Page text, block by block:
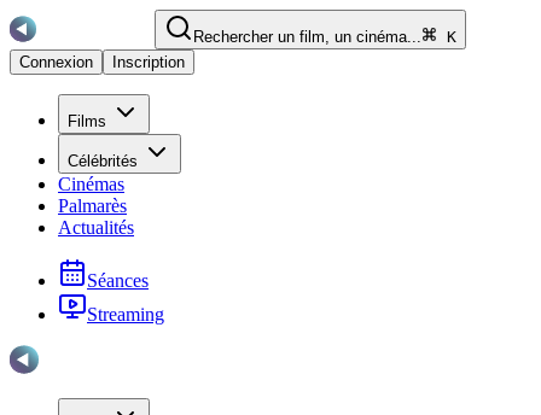
Rechercher un film, un cinéma...
K
Connexion
Inscription
Films
Célébrités
Cinémas
Palmarès
Actualités
Séances
Streaming